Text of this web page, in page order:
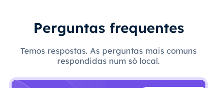
Perguntas frequentes
Temos respostas. As perguntas mais comuns
respondidas num só local.